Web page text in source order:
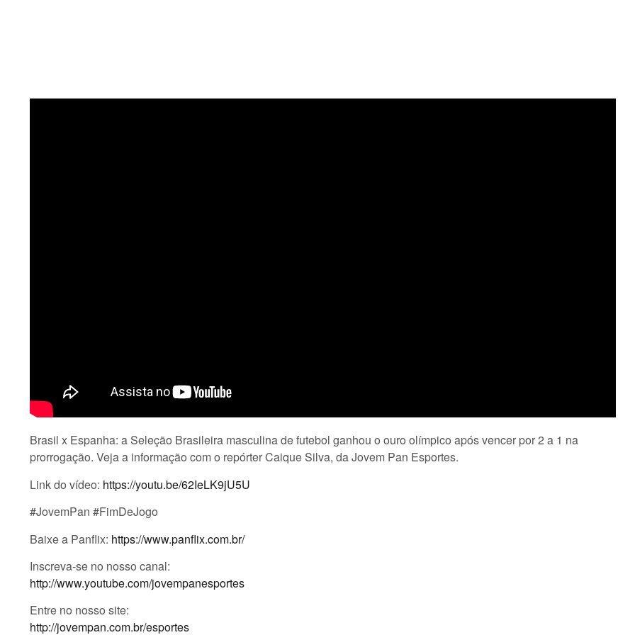
Brasil x Espanha: a Seleção Brasileira masculina de futebol ganhou o ouro olímpico após vencer por 2 a 1 na
prorrogação. Veja a informação com o repórter Caique Silva, da Jovem Pan Esportes.
Link do vídeo: https://youtu.be/62IeLK9jU5U
#JovemPan #FimDeJogo
Baixe a Panflix: https://www.panflix.com.br/
Inscreva-se no nosso canal:
http://www.youtube.com/jovempanesportes
Entre no nosso site:
http://jovempan.com.br/esportes